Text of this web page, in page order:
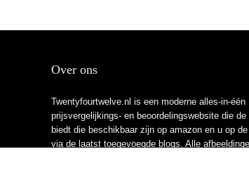
Over ons
Twentyfourtwelve.nl is een moderne alles-in-één
prijsvergelijkings- en beoordelingswebsite die de
biedt die beschikbaar zijn op amazon en u op
via de laatst toegevoegde blogs. Alle